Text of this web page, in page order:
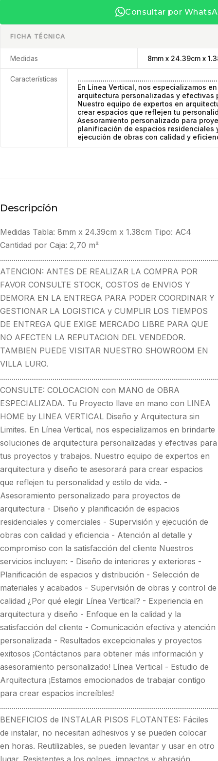
Consultar por
FICHA TÉCNICA
Medidas 8mm x 24.39cm x
Características
En Línea Vertical, nos especializamos
arquitectura personalizadas y efectivas
Nuestro equipo de expertos en
crear espacios que reflejen tu
Asesoramiento personalizado para
planificación de espacios residenciales
ejecución de obras con calidad y
Descripción
Medidas Tabla: 8mm x 24.39cm x 1.38cm Tipo: AC4
Cantidad por Caja: 2,70 m²
ATENCION: ANTES DE REALIZAR LA COMPRA POR
FAVOR CONSULTE STOCK, COSTOS de ENVIOS Y
DEMORA EN LA ENTREGA PARA PODER COORDINAR Y
GESTIONAR LA LOGISTICA y CUMPLIR LOS TIEMPOS
DE ENTREGA QUE EXIGE MERCADO LIBRE PARA QUE
NO AFECTEN LA REPUTACION DEL VENDEDOR.
TAMBIEN PUEDE VISITAR NUESTRO SHOWROOM EN
VILLA LURO.
CONSULTE: COLOCACION con MANO de OBRA
ESPECIALIZADA. Tu Proyecto llave en mano con LINEA
HOME by LINEA VERTICAL Diseño y Arquitectura sin
Limites. En Línea Vertical, nos especializamos en brindarte
soluciones de arquitectura personalizadas y efectivas para
tus proyectos y trabajos. Nuestro equipo de expertos en
arquitectura y diseño te asesorará para crear espacios
que reflejen tu personalidad y estilo de vida. -
Asesoramiento personalizado para proyectos de
arquitectura - Diseño y planificación de espacios
residenciales y comerciales - Supervisión y ejecución de
obras con calidad y eficiencia - Atención al detalle y
compromiso con la satisfacción del cliente Nuestros
servicios incluyen: - Diseño de interiores y exteriores -
Planificación de espacios y distribución - Selección de
materiales y acabados - Supervisión de obras y control de
calidad ¿Por qué elegir Línea Vertical? - Experiencia en
arquitectura y diseño - Enfoque en la calidad y la
satisfacción del cliente - Comunicación efectiva y atención
personalizada - Resultados excepcionales y proyectos
exitosos ¡Contáctanos para obtener más información y
asesoramiento personalizado! Línea Vertical - Estudio de
Arquitectura ¡Estamos emocionados de trabajar contigo
para crear espacios increíbles!
BENEFICIOS de INSTALAR PISOS FLOTANTES: Fáciles
de instalar, no necesitan adhesivos y se pueden colocar
en horas. Reutilizables, se pueden levantar y usar en otro
lugar. Resistentes a los golpes, impactos y abrasión.